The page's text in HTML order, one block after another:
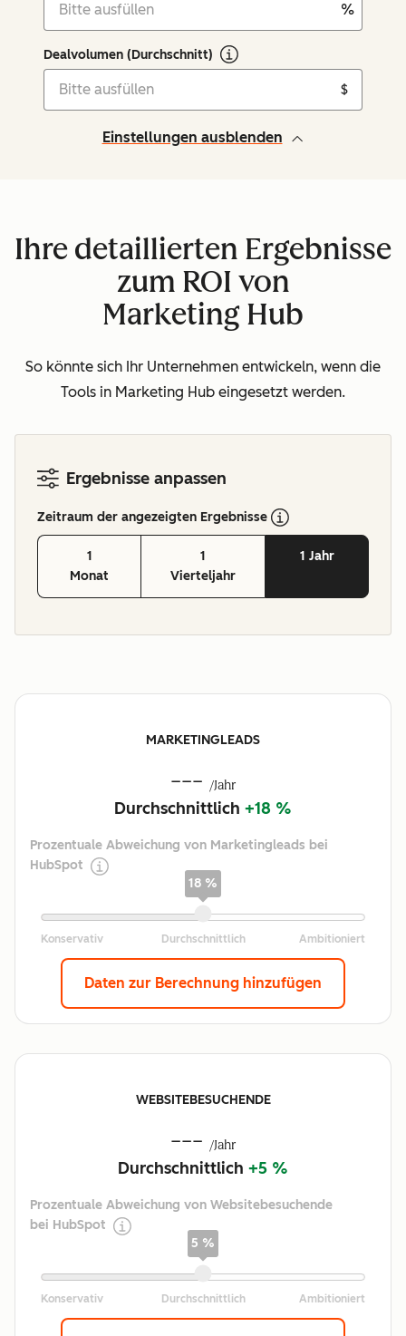
%
Dealvolumen (Durchschnitt)
$
Einstellungen ausblenden
Ihre detaillierten Ergebnisse
zum ROI von
Marketing Hub
So könnte sich Ihr Unternehmen entwickeln, wenn die
Tools in Marketing Hub eingesetzt werden.
Ergebnisse anpassen
Zeitraum der angezeigten Ergebnisse
1
Monat
1
Vierteljahr
1 Jahr
MARKETINGLEADS
--- /Jahr
Durchschnittlich +18 %
Prozentuale Abweichung von Marketingleads bei
HubSpot
18 %
Daten zur Berechnung hinzufügen
WEBSITEBESUCHENDE
--- /Jahr
Durchschnittlich +5 %
Prozentuale Abweichung von Websitebesuchende
bei HubSpot
5 %